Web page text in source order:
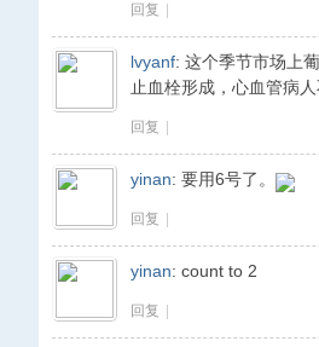
回复
lvyanf: 这个季节市场上
止血栓形成，心血管病
回复
yinan: 要用6号了。
回复
yinan: count to 2
回复